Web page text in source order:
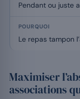
Pendant ou juste
Le repas tampon
Maximiser
associations